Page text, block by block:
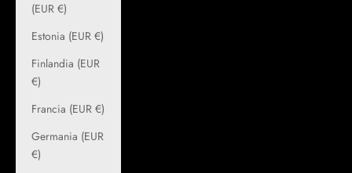
(EUR €)
Estonia (EUR €)
Finlandia (EUR
€)
Francia (EUR €)
Germania (EUR
€)